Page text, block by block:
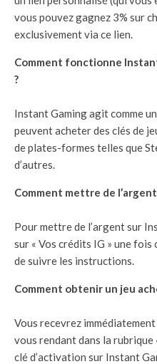
vous pouvez gagnez 3% sur
exclusivement via ce lien.
Comment fonctionne
?
Instant Gaming agit comme
peuvent acheter des clés de
de plates-formes telles que
d’autres.
Comment mettre de
Pour mettre de l’argent sur
sur « Vos crédits IG » une
de suivre les instructions.
Comment obtenir un jeu
Vous recevrez
vous rendant dans la
clé d’activation sur Instant